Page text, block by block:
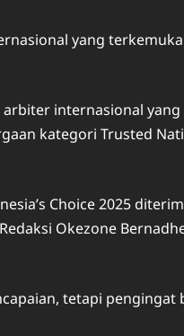
yang
internasional
kategori Trusted
Choice 2025
Okezone
tetapi pengingat